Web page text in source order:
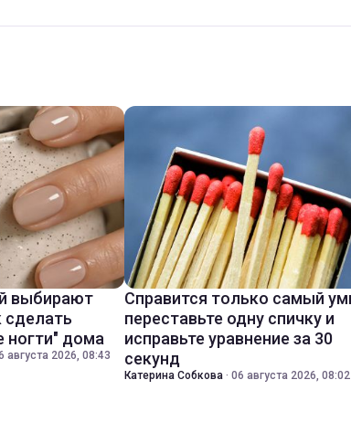
выбирают
сделать
ногти" дома
августа 2026, 08:43
Справится только самый
переставьте одну спичку и
исправьте уравнение за 30
секунд
Катерина Собкова · 06 августа 2026, 08:02